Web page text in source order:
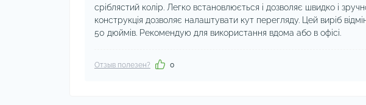
сріблястий колір. Легко встановлюється і дозволяє швидко і
конструкція дозволяє налаштувати кут перегляду. Цей виріб
50 дюймів. Рекомендую для використання вдома або в офісі.
Отзыв полезен? 0